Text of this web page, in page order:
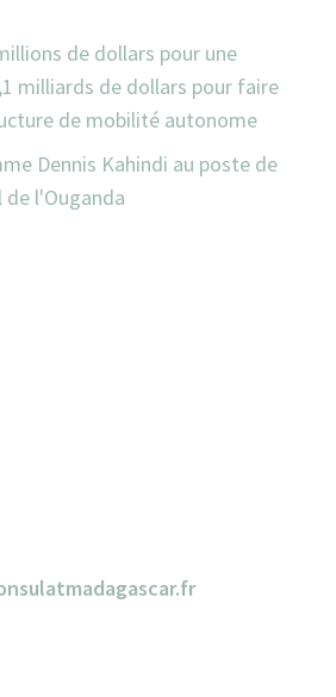
de dollars pour une
milliards de dollars pour faire
de mobilité autonome
Dennis Kahindi au poste de
l'Ouganda